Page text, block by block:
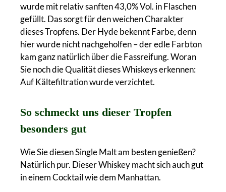
wurde mit relativ sanften 43,0% Vol. in Flaschen
gefüllt. Das sorgt für den weichen Charakter
dieses Tropfens. Der Hyde bekennt Farbe, denn
hier wurde nicht nachgeholfen – der edle Farbton
kam ganz natürlich über die Fassreifung. Woran
Sie noch die Qualität dieses Whiskeys erkennen:
Auf Kältefiltration wurde verzichtet.
So schmeckt uns dieser Tropfen
besonders gut
Wie Sie diesen Single Malt am besten genießen?
Natürlich pur. Dieser Whiskey macht sich auch gut
in einem Cocktail wie dem Manhattan.